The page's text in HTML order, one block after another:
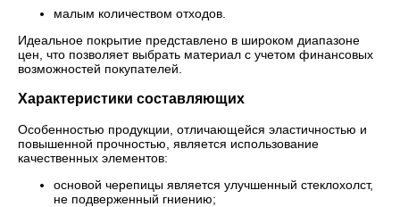
малым количеством отходов.
Идеальное покрытие представлено в широком диапазоне
цен, что позволяет выбрать материал с учетом финансовых
возможностей покупателей.
Характеристики составляющих
Особенностью продукции, отличающейся эластичностью и
повышенной прочностью, является использование
качественных элементов:
основой черепицы является улучшенный стеклохолст,
не подверженный гниению;